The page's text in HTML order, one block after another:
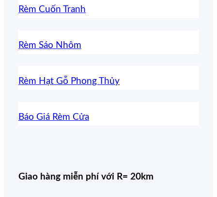
Rèm Cuốn Tranh
Rèm Sáo Nhôm
Rèm Hạt Gỗ Phong Thủy
Báo Giá Rèm Cửa
Giao hàng miễn phí với R= 20km